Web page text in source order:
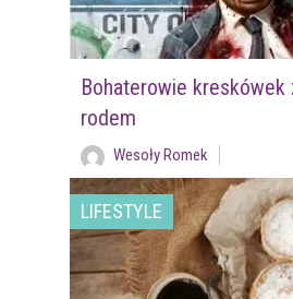
Bohaterowie kreskówek
rodem
Wesoły Romek
LIFESTYLE